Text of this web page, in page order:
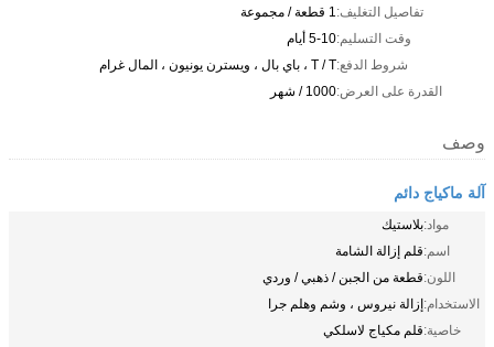
تفاصيل التغليف:1 قطعة / مجموعة
وقت التسليم:5-10 أيام
شروط الدفع:T / T ، باي بال ، ويسترن يونيون ، المال غرام
القدرة على العرض:1000 / شهر
وصف
آلة ماكياج دائم
مواد:بلاستيك
اسم:قلم إزالة الشامة
اللون:قطعة من الجبن / ذهبي / وردي
الاستخدام:إزالة نيروس ، وشم وهلم جرا
خاصية:قلم مكياج لاسلكي